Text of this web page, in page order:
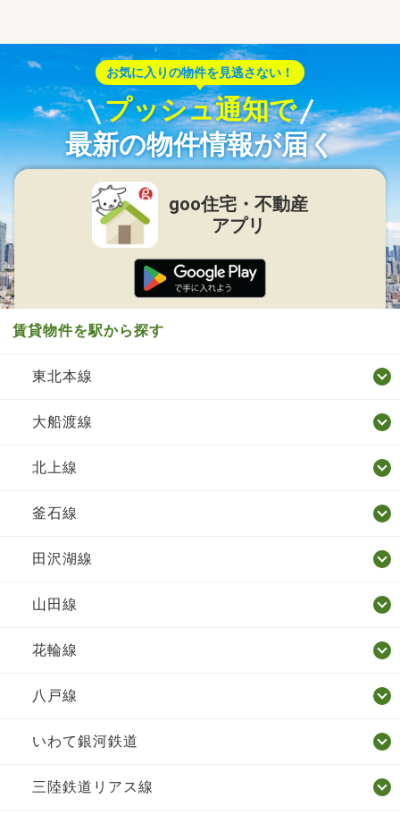
お気に入りの物件を見逃さない！
プッシュ通知で
最新の物件情報が届く
goo住宅・不動産
アプリ
賃貸物件を駅から探す
東北本線
大船渡線
北上線
釜石線
田沢湖線
山田線
花輪線
八戸線
いわて銀河鉄道
三陸鉄道リアス線